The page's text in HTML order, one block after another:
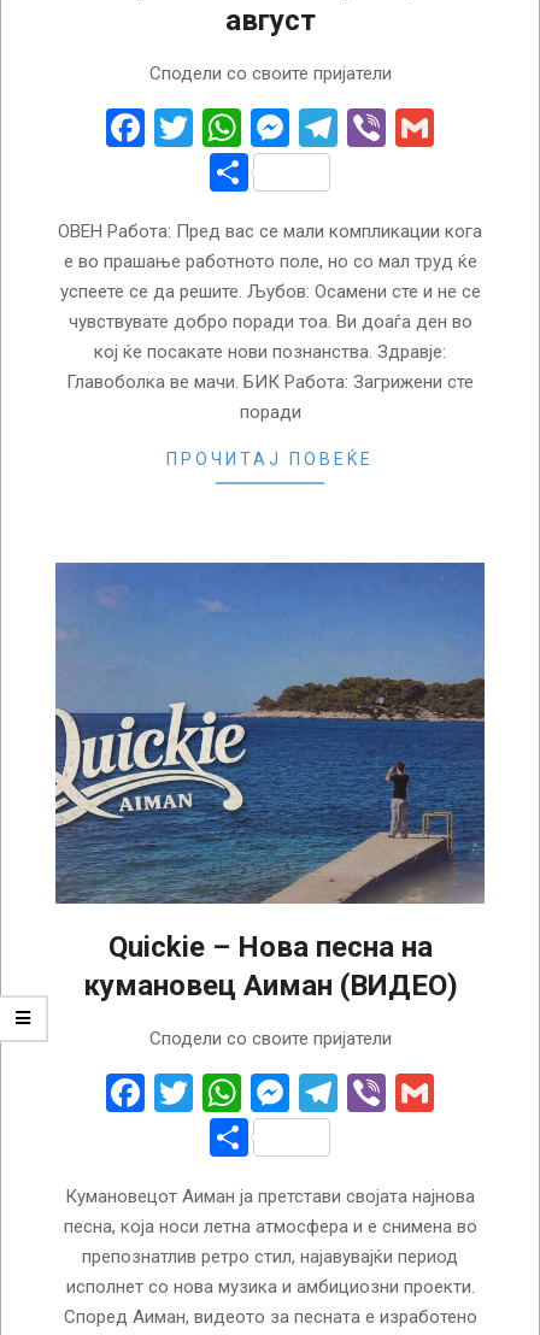
август
Сподели со своите пријатели
Facebook
Twitter
WhatsApp
Messenger
Telegram
Viber
Share
ОВЕН Работа: Пред вас се мали компликации кога
е во прашање работното поле, но со мал труд ќе
успеете се да решите. Љубов: Осамени сте и не се
чувствувате добро поради тоа. Ви доаѓа ден во
кој ќе посакате нови познанства. Здравје:
Главоболка ве мачи. БИК Работа: Загрижени сте
поради
ПРОЧИТАЈ ПОВЕЌЕ
Quickie – Нова песна на
кумановец Аиман (ВИДЕО)
Сподели со своите пријатели
Facebook
Twitter
WhatsApp
Messenger
Telegram
Viber
Share
Кумановецот Аиман ја претстави својата најнова
песна, која носи летна атмосфера и е снимена во
препознатлив ретро стил, најавувајќи период
исполнет со нова музика и амбициозни проекти.
Според Аиман, видеото за песната е изработено